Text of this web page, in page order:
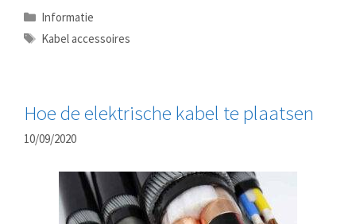
Categorieën
Informatie
Tags
Kabel accessoires
Hoe de elektrische kabel te plaatsen
10/09/2020